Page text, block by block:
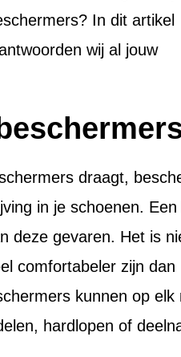
In dit artikel
wij al jouw
draagt,
in je schoenen.
deze gevaren. Het is
comfortabeler zijn
kunnen op
hardlopen of